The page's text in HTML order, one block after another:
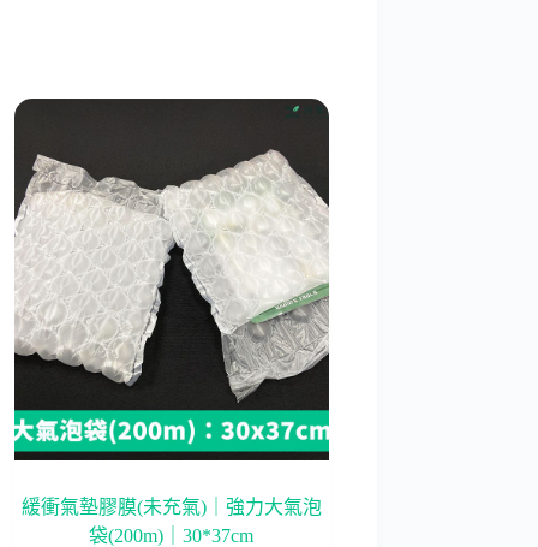
緩衝氣墊膠膜(未充氣)｜強力大氣泡
袋(200m)｜30*37cm